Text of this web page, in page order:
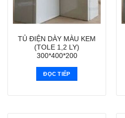
TỦ ĐIỆN DÀY MÀU KEM
(TOLE 1,2 LY)
300*400*200
ĐỌC TIẾP